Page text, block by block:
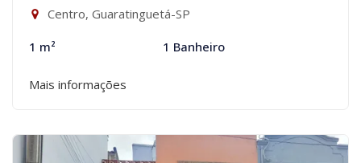
Centro, Guaratinguetá-SP
1 m² 1 Banheiro
Mais informações